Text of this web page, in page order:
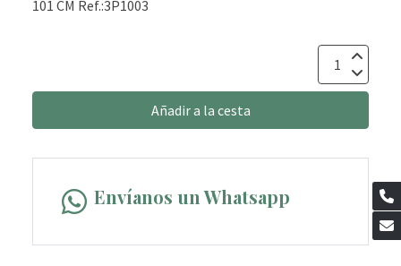
101 CM Ref.:3P1003
Añadir a la cesta
Envíanos un Whatsapp